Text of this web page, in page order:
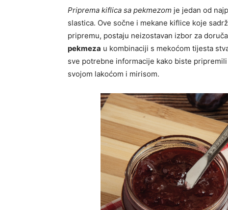
Priprema kiflica sa pekmezom je jedan od
slastica. Ove sočne i mekanе kiflice koje
pripremu, postaju neizostavan izbor za
pekmeza u kombinaciji s mekoćom tijesta
sve potrebne informacije kako biste
svojom lakoćom i mirisom.